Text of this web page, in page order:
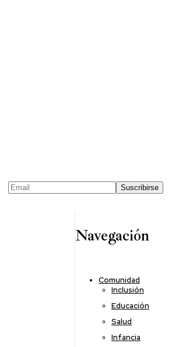
Navegación
Comunidad
Inclusión
Educación
Salud
Infancia